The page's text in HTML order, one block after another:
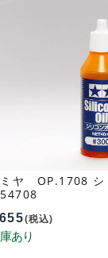
ミヤ OP.1708 シ
655(税込)